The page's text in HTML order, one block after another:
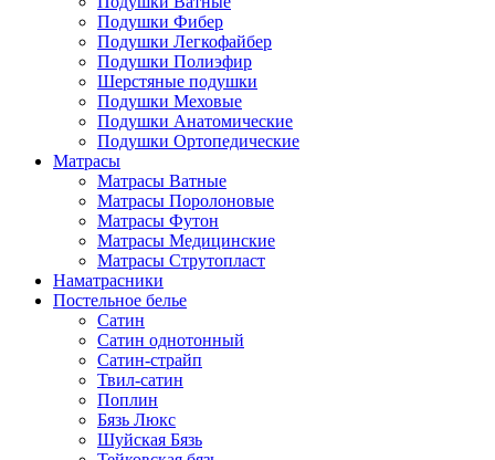
Подушки Фибер
Подушки Легкофайбер
Подушки Полиэфир
Шерстяные подушки
Подушки Меховые
Подушки Анатомические
Подушки Ортопедические
Матрасы
Матрасы Ватные
Матрасы Поролоновые
Матрасы Футон
Матрасы Медицинские
Матрасы Струтопласт
Наматрасники
Постельное белье
Сатин
Сатин однотонный
Сатин-страйп
Твил-сатин
Поплин
Бязь Люкс
Шуйская Бязь